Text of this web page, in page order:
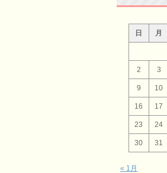
日
月
2 3
9 10
16 17
23 24
30 31
« 1月